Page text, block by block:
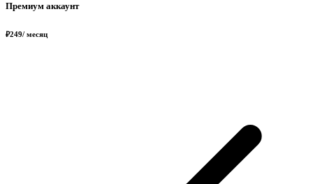
Премиум аккаунт
₽249/ месяц